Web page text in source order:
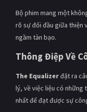
Bộ phim mang một
rõ sự đối đầu giữa thiện
ngầm tàn bạo.
Thông Điệp Về
The Equalizerđặt ra
lý, về việc liệu có những
nhất để đạt được sự